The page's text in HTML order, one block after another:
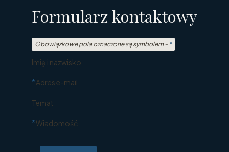
Formularz kontaktowy
Obowiązkowe pola oznaczone są symbolem - *
Imię i nazwisko
*Adres e-mail
Temat
*Wiadomość